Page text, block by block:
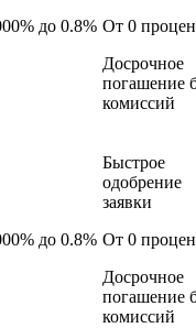
до 0.8% От 0
Досрочное
погашение
комиссий
до 0.8%
Быстрое
одобрение
заявки
От 0
Досрочное
погашение
комиссий